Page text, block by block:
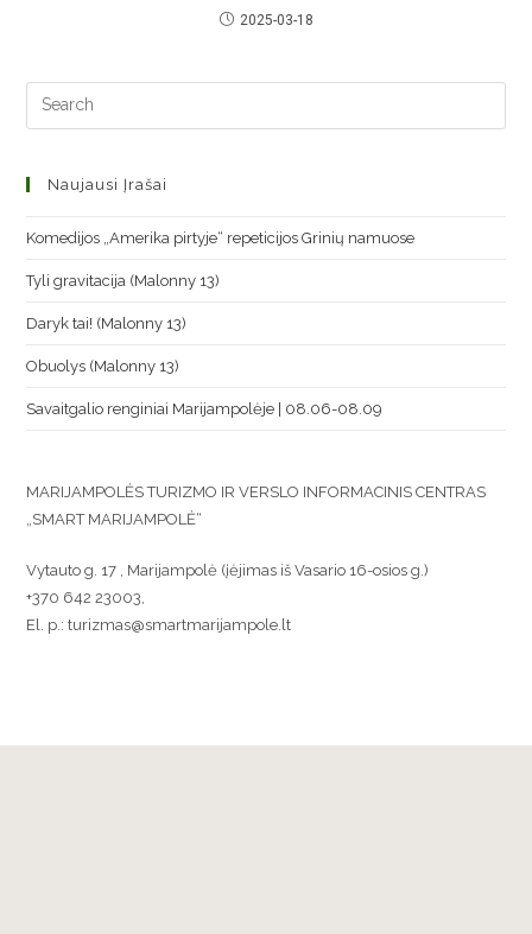
2025-03-18
Naujausi Įrašai
Komedijos „Amerika pirtyje“ repeticijos Grinių namuose
Tyli gravitacija (Malonny 13)
Daryk tai! (Malonny 13)
Obuolys (Malonny 13)
Savaitgalio renginiai Marijampolėje | 08.06-08.09
MARIJAMPOLĖS TURIZMO IR VERSLO INFORMACINIS CENTRAS
„SMART MARIJAMPOLĖ“
Vytauto g. 17 , Marijampolė (įėjimas iš Vasario 16-osios g.)
+370 642 23003,
El. p.: turizmas@smartmarijampole.lt